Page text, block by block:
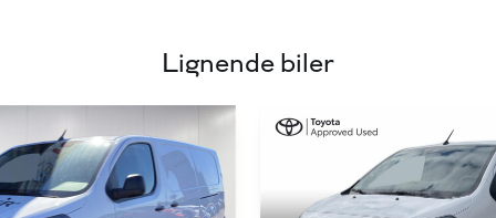
Lignende biler